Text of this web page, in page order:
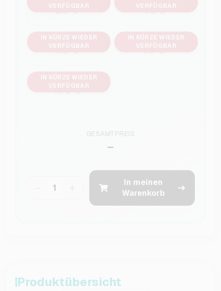
35 €
VERFÜGBAR
40 €
VERFÜGBAR
50 €
IN KÜRZE WIEDER
VERFÜGBAR
75 €
IN KÜRZE WIEDER
VERFÜGBAR
100 €
IN KÜRZE WIEDER
VERFÜGBAR
GESAMTPREIS
–
In meinen
Warenkorb
Produktübersicht